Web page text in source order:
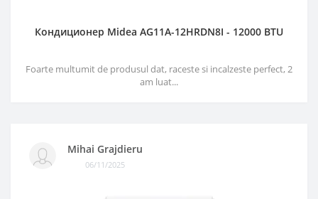
Кондиционер Midea AG11A-12HRDN8I - 12000 BTU
Foarte multumit de produsul dat, raceste si incalzeste perfect, 2
am luat...
Mihai Grajdieru
06/11/2025